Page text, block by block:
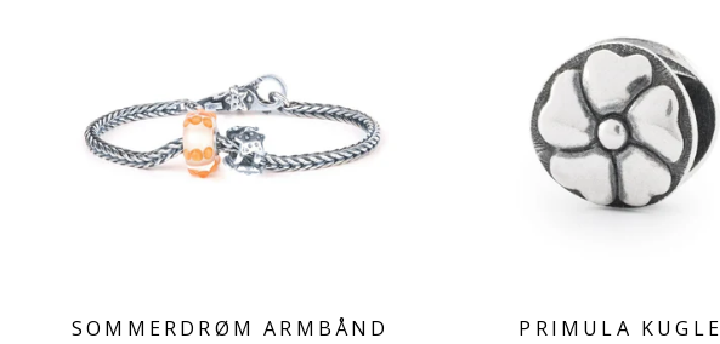
SOMMERDRØM ARMBÅND PRIMULA KUGLE